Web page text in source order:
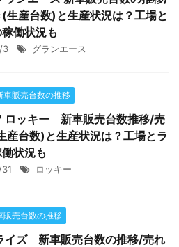
生産台数)と生産状況は？工場と
働状況も
3 グランエース
車販売台数の推移
ロッキー 新車販売台数推移/売
産台数)と生産状況は？工場とラ
状況も
ロッキー
販売台数の推移
イズ 新車販売台数の推移/売れ